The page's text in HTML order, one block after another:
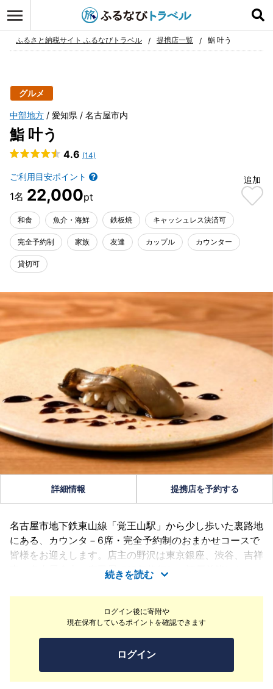
お気に入り
ふるさと納税サイト ふるなびトラベル 提携店一覧 鮨 叶う
グルメ
中部地方 愛知県 名古屋市内
鮨 叶う
4.6 (14)
ご利用目安ポイント
22,000
追加
和食 魚介・海鮮 鉄板焼 キャッシュレス決済可
完全予約制 家族 友達 カップル カウンター
貸切可
ログイン後に寄附や
現在保有しているポイントを確認できます
ログイン
詳細情報 提携店を予約する
名古屋市地下鉄東山線「覚王山駅」から少し歩いた裏路地
にある、カウンタ－6席・完全予約制のおまかせコースで
皆様をお迎えします。店主の野沢は東京銀座、渋谷、吉祥
寺、名古屋金山の寿司屋で16年修行し、江戸前鮨におい
て、〆る、煮る、蒸す、漬ける、漬け込む、寝かせるなど
魚を寝かせてイノシン酸などの旨味を活性化する手法など
独自の仕事を構築して参りました。 『美味求真』素材の
ひとつひとつに最高の『仕事』を探求した他店では味わえ
ない鮨をお楽しみください。
続きを読む